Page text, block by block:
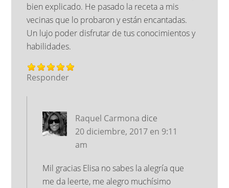
bien explicado. He pasado la receta a mis
vecinas que lo probaron y están encantadas.
Un lujo poder disfrutar de tus conocimientos y
habilidades.
Responder
Raquel Carmona dice
20 diciembre, 2017 en 9:11
am
Mil gracias Elisa no sabes la alegría que
me da leerte, me alegro muchísimo